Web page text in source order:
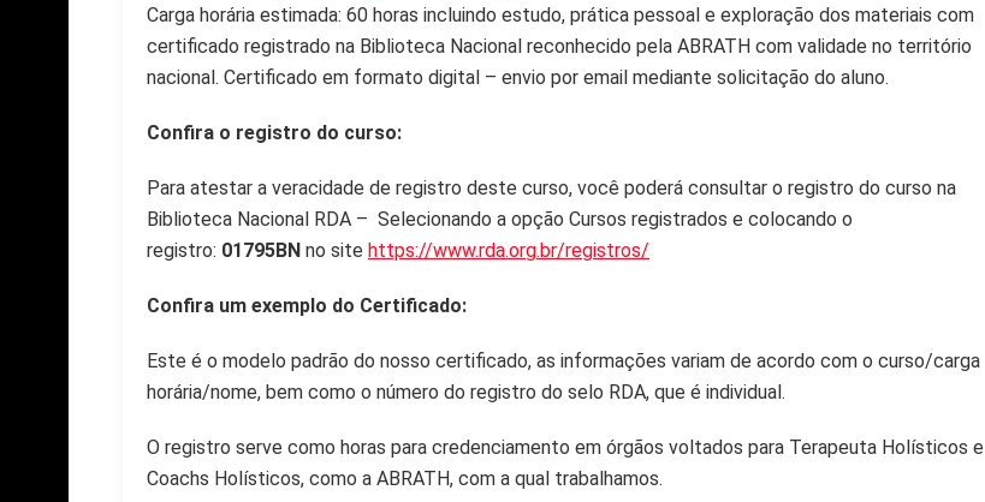
Carga horária estimada: 60 horas incluindo estudo, prática pessoal e exploração dos materiais com
certificado registrado na Biblioteca Nacional reconhecido pela ABRATH com validade no território
nacional. Certificado em formato digital – envio por email mediante solicitação do aluno.
Confira o registro do curso:
Para atestar a veracidade de registro deste curso, você poderá consultar o registro do curso na
Biblioteca Nacional RDA – Selecionando a opção Cursos registrados e colocando o
registro: 01795BN no site https://www.rda.org.br/registros/
Confira um exemplo do Certificado:
Este é o modelo padrão do nosso certificado, as informações variam de acordo com o curso/carga
horária/nome, bem como o número do registro do selo RDA, que é individual.
O registro serve como horas para credenciamento em órgãos voltados para Terapeuta Holísticos e
Coachs Holísticos, como a ABRATH, com a qual trabalhamos.